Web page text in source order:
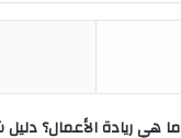
ما هي ريادة الأعمال؟